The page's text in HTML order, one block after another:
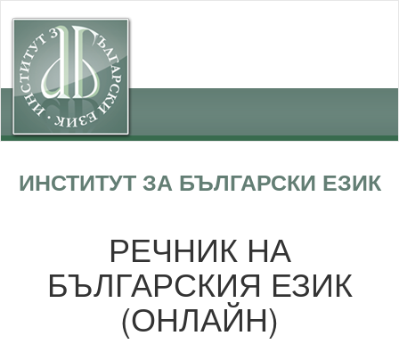
ИНСТИТУТ ЗА БЪЛГАРСКИ ЕЗИК
РЕЧНИК НА
БЪЛГАРСКИЯ ЕЗИК
(ОНЛАЙН)